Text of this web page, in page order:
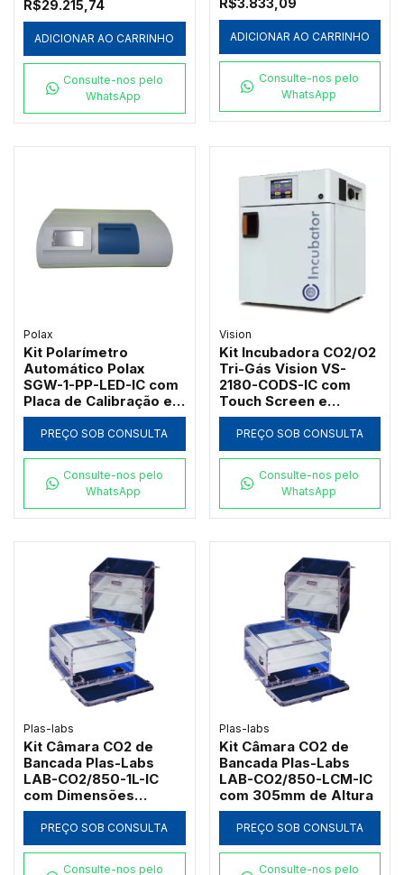
R$29.215,74
ADICIONAR AO CARRINHO
Consulte-nos pelo
WhatsApp
R$3.833,09
ADICIONAR AO CARRINHO
Consulte-nos pelo
WhatsApp
Polax
Kit Polarímetro
Automático Polax
SGW-1-PP-LED-IC com
Placa de Calibração e
Tela Touch
PREÇO SOB CONSULTA
Consulte-nos pelo
WhatsApp
Vision
Kit Incubadora CO2/O2
Tri-Gás Vision VS-
2180-CODS-IC com
Touch Screen e
Esterilização 121°C
180L
PREÇO SOB CONSULTA
Consulte-nos pelo
WhatsApp
Plas-labs
Kit Câmara CO2 de
Bancada Plas-Labs
LAB-CO2/850-1L-IC
com Dimensões
460x460x460mm
PREÇO SOB CONSULTA
Consulte-nos pelo
Plas-labs
Kit Câmara CO2 de
Bancada Plas-Labs
LAB-CO2/850-LCM-IC
com 305mm de Altura
PREÇO SOB CONSULTA
Consulte-nos pelo